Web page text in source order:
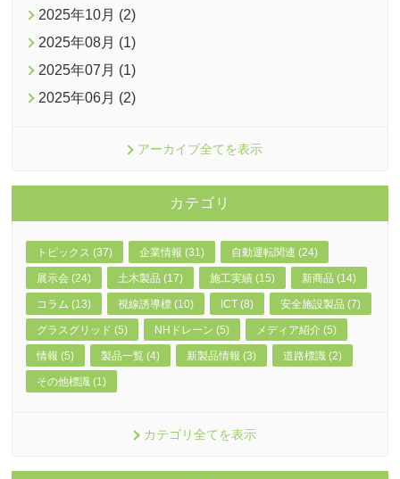
2025年10月 (2)
2025年08月 (1)
2025年07月 (1)
2025年06月 (2)
アーカイブ全てを表示
カテゴリ
トピックス (37) 企業情報 (31) 自動運転関連 (24)
展示会 (24) 土木製品 (17) 施工実績 (15) 新商品 (14)
コラム (13) 視線誘導標 (10) ICT (8) 安全施設製品 (7)
グラスグリッド (5) NHドレーン (5) メディア紹介 (5)
情報 (5) 製品一覧 (4) 新製品情報 (3) 道路標識 (2)
その他標識 (1)
カテゴリ全てを表示